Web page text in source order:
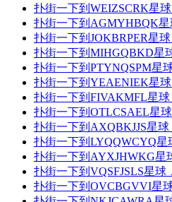
扑街一下到WEIZSCRK星
扑街一下到AGMYHBQK
扑街一下到JOKBRPER星
扑街一下到MIHGQBKD星
扑街一下到PTYNQSPM星
扑街一下到YEAENIEK星
扑街一下到FIVAKMFL星
扑街一下到OTLCSAEL星
扑街一下到AXQBKJJS星
扑街一下到LYQQWCYQ星
扑街一下到AYXJHWKG星
扑街一下到VQSFJSLS星球
扑街一下到OVCBGVVI星